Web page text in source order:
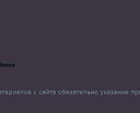
с сайта обязательно указание